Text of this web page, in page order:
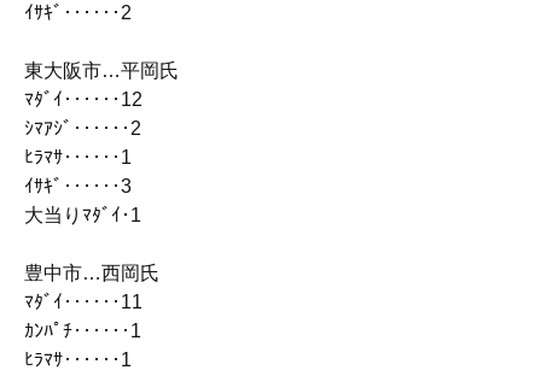
ｲｻｷﾞ‥‥‥2
東大阪市…平岡氏
ﾏﾀﾞｲ‥‥‥12
ｼﾏｱｼﾞ‥‥‥2
ﾋﾗﾏｻ‥‥‥1
ｲｻｷﾞ‥‥‥3
大当りﾏﾀﾞｲ･1
豊中市…西岡氏
ﾏﾀﾞｲ‥‥‥11
ｶﾝﾊﾟﾁ‥‥‥1
ﾋﾗﾏｻ‥‥‥1